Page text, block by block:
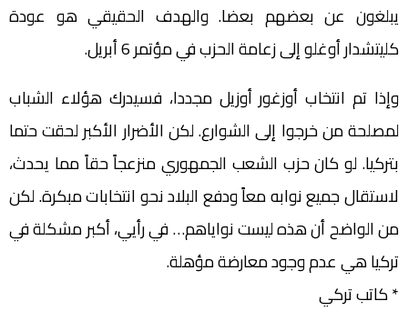
يبلغون عن بعضهم بعضا. والهدف الحقيقي هو عودة
كليتشدار أوغلو إلى زعامة الحزب في مؤتمر 6 أبريل.
وإذا تم انتخاب أوزغور أوزيل مجددا، فسيدرك هؤلاء الشباب
لمصلحة من خرجوا إلى الشوارع. لكن الأضرار الأكبر لحقت حتما
بتركيا. لو كان حزب الشعب الجمهوري منزعجاً حقاً مما يحدث،
لاستقال جميع نوابه معاً ودفع البلاد نحو انتخابات مبكرة. لكن
من الواضح أن هذه ليست نواياهم… في رأيي، أكبر مشكلة في
تركيا هي عدم وجود معارضة مؤهلة.
* كاتب تركي